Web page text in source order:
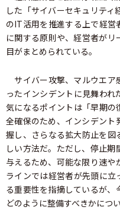
した「サイバーセキュリテ
のIT活用を推進する上で経営
に関する原則や、経営者が
目がまとめられている。
サイバー攻撃、マルウエア
ったインシデントに見舞わ
気になるポイントは「早期
全確保のため、インシデン
握し、さらなる拡大防止を
しい方法だ。ただし、停止
与えるため、可能な限り速
ラインでは経営者が先頭に立
る重要性を指摘しているが
どのように整備すべきかにつ